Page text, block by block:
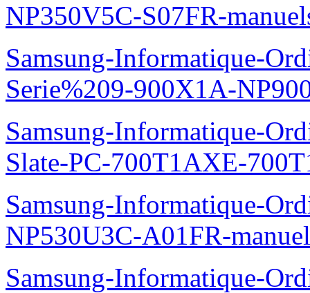
NP350V5C-S07FR-
Samsung-Informatique-
Serie%209-900X1A-
Samsung-Informatique-
Slate-PC-700T1AXE-
Samsung-Informatique-
NP530U3C-A01FR-
Samsung-Informatique-